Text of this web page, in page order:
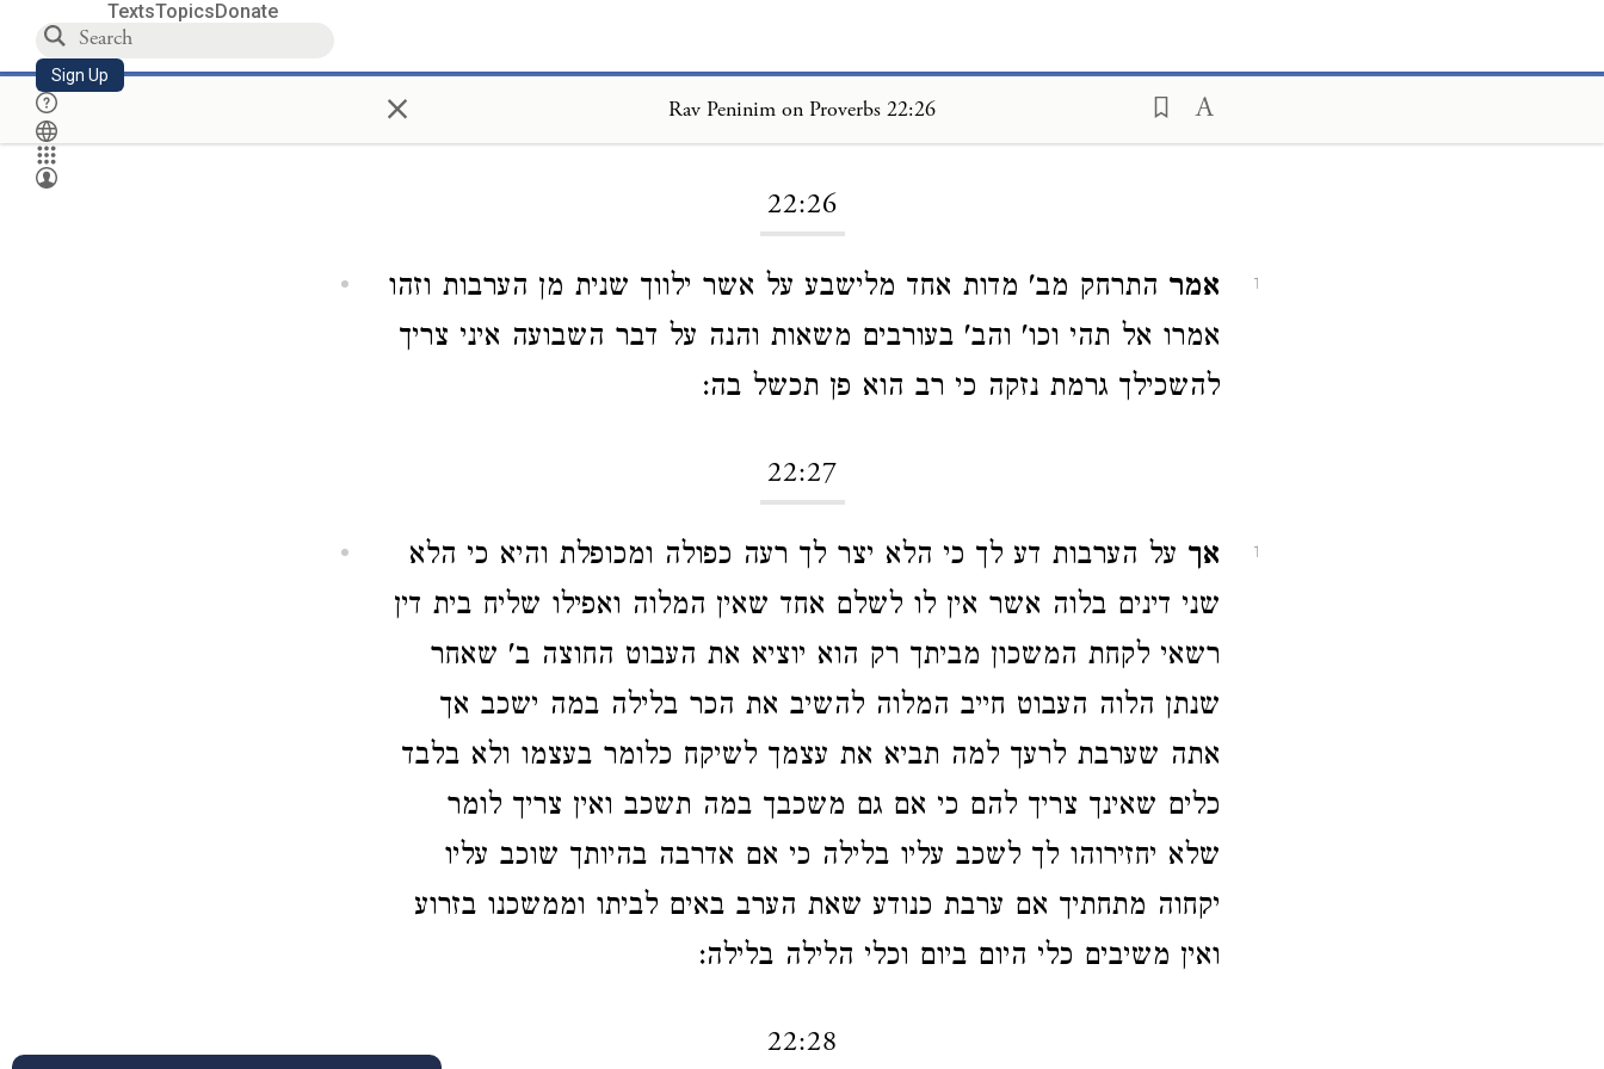
TextsTopicsDonate
Sign Up × Rav Peninim on Proverbs 22:26
22:26
1 אמר התרחק מב' מדות אחד מלישבע על אשר ילווך שנית מן הערבות וזהו
אמרו אל תהי וכו' והב' בעורבים משאות והנה על דבר השבועה איני צריך
להשכילך גרמת נזקה כי רב הוא פן תכשל בה:
22:27
1 אך על הערבות דע לך כי הלא יצר לך רעה כפולה ומכופלת והיא כי הלא
שני דינים בלוה אשר אין לו לשלם אחד שאין המלוה ואפילו שליח בית דין
רשאי לקחת המשכון מביתך רק הוא יוציא את העבוט החוצה ב' שאחר
שנתן הלוה העבוט חייב המלוה להשיב את הכר בלילה במה ישכב אך
אתה שערבת לרעך למה תביא את עצמך לשיקח כלומר בעצמו ולא בלבד
כלים שאינך צריך להם כי אם גם משכבך במה תשכב ואין צריך לומר
שלא יחזירוהו לך לשכב עליו בלילה כי אם אדרבה בהיותך שוכב עליו
יקחוה מתחתיך אם ערבת כנודע שאת הערב באים לביתו וממשכנו בזרוע
ואין משיבים כלי היום ביום וכלי הלילה בלילה:
22:28